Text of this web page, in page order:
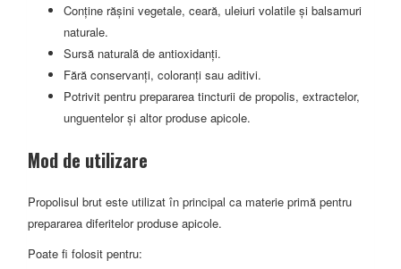
Conține rășini vegetale, ceară, uleiuri volatile și balsamuri
naturale.
Sursă naturală de antioxidanți.
Fără conservanți, coloranți sau aditivi.
Potrivit pentru prepararea tincturii de propolis, extractelor,
unguentelor și altor produse apicole.
Mod de utilizare
Propolisul brut este utilizat în principal ca materie primă pentru
prepararea diferitelor produse apicole.
Poate fi folosit pentru: